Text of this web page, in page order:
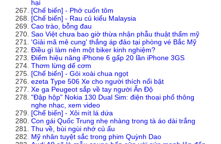
hại
[Chế biến] - Phở cuốn tôm
[Chế biến] - Rau củ kiểu Malaysia
Cao trào, bỗng đau
Sao Việt chưa bao giờ thừa nhận phẫu thuật thẩm mỹ
'Giải mã mê cung' thắng áp đảo tại phòng vé Bắc Mỹ
Điều gì làm nên một biker kinh nghiệm?
Điểm hiệu năng iPhone 6 gấp 20 lần iPhone 3GS
Thơm lừng dế cơm
[Chế biến] - Gỏi xoài chua ngọt
ezeta Type 506 Xe cho người thích nổi bật
Xe ga Peugeot sắp về tay người Ấn Độ
"Đập hộp" Nokia 130 Dual Sim: điện thoại phổ thông
nghe nhạc, xem video
[Chế biến] - Xôi mít lá dứa
Con gái Quốc Trung nhẹ nhàng trong tà áo dài trắng
Thu về, bùi ngùi nhớ củ ấu
Mỹ nhân tuyệt sắc trong phim Quỳnh Dao